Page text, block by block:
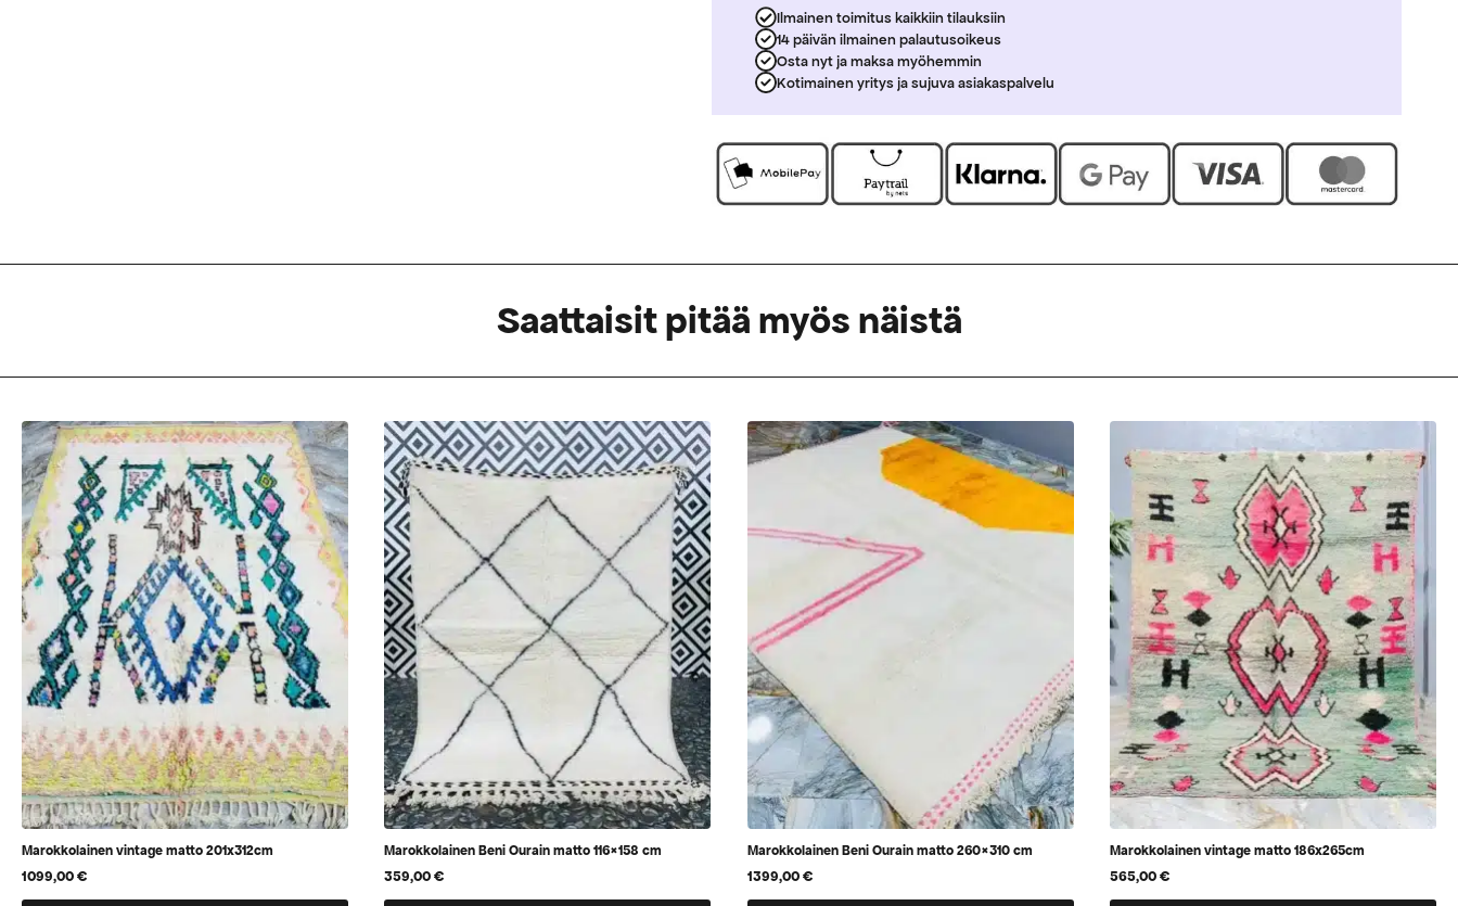
Ilmainen toimitus kaikkiin tilauksiin
14 päivän ilmainen palautusoikeus
Osta nyt ja maksa myöhemmin
Kotimainen yritys ja sujuva asiakaspalvelu
Saattaisit pitää myös näistä
Marokkolainen vintage matto 201x312cm
1099,00€
Marokkolainen Beni Ourain matto 116×158 cm
359,00€
Marokkolainen Beni Ourain matto 260×310 cm
1399,00€
Marokkolainen vintage matto 186x265cm
565,00€